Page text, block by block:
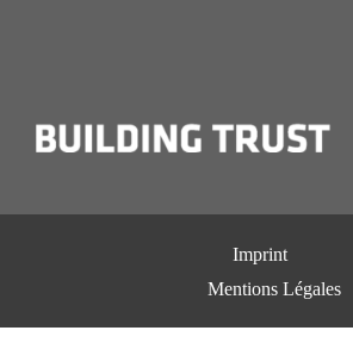
Imprint
Mentions Légales